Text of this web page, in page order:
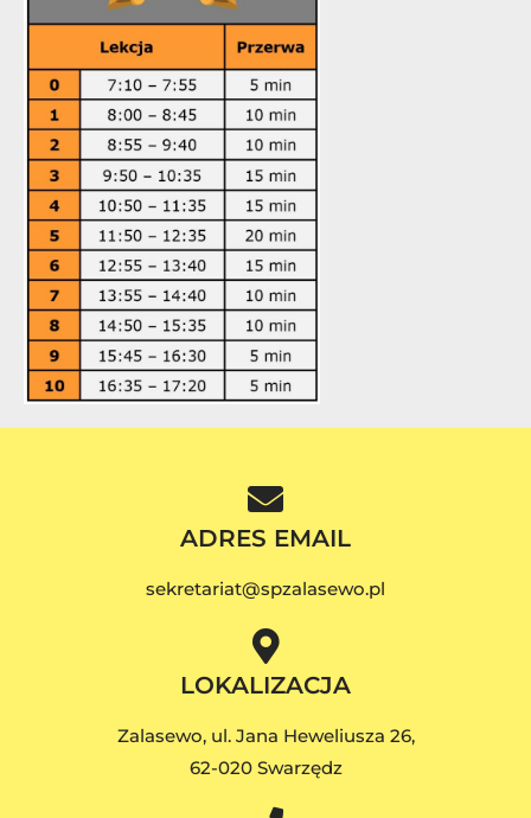
ADRES EMAIL
sekretariat@spzalasewo.pl
LOKALIZACJA
Zalasewo, ul. Jana Heweliusza 26,
62-020 Swarzędz